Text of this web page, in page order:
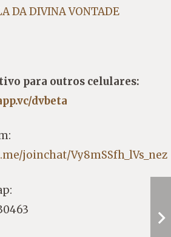
DA DIVINA VONTADE
para outros celulares:
dvbeta
joinchat/Vy8mSSfh_lVs_nez